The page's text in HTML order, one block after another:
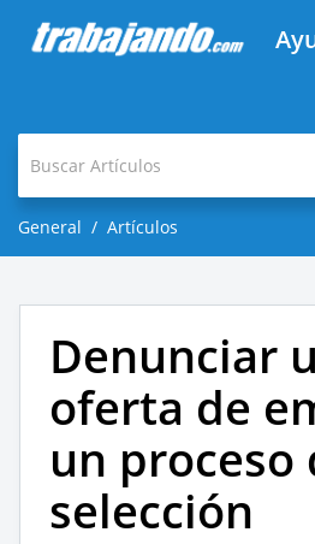
General Artículos
Denunciar
oferta de
un proceso
selección